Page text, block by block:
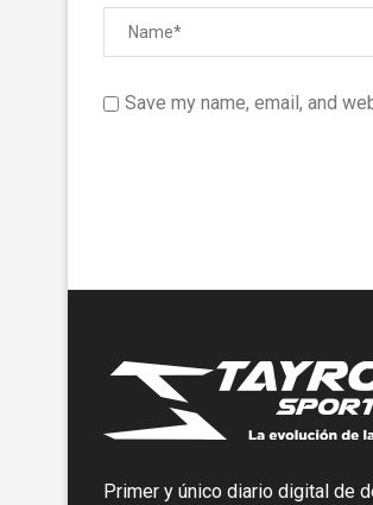
Save my name, email, and
Primer y único diario digital de